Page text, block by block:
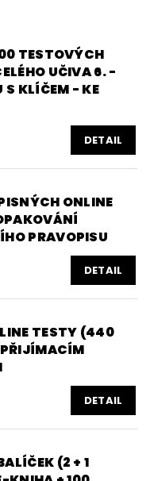
TESTOVÝCH
UČIVA 6. -
S KLÍČEM - KE
DETAIL
ONLINE
PRAVOPISU
DETAIL
TESTY (440
DETAIL
(2 + 1